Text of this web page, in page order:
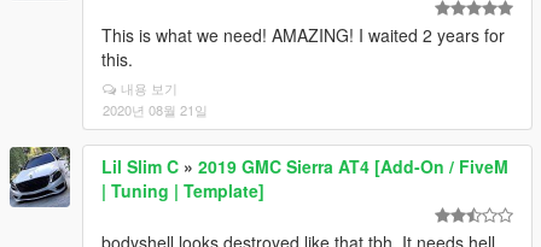
This is what we need! AMAZING! I waited 2 years for
this.
내용 보기
2020년 08월 21일
Lil Slim C » 2019 GMC Sierra AT4 [Add-On / FiveM
| Tuning | Template]
bodyshell looks destroyed like that tbh. It needs hell